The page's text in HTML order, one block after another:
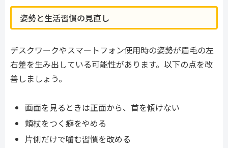
姿勢と生活習慣の見直し
デスクワークやスマートフォン使用時の姿勢が眉毛の左
右差を生み出している可能性があります。以下の点を改
善しましょう。
画面を見るときは正面から、首を傾けない
頬杖をつく癖をやめる
片側だけで噛む習慣を改める